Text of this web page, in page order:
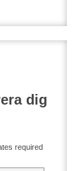
dig
required